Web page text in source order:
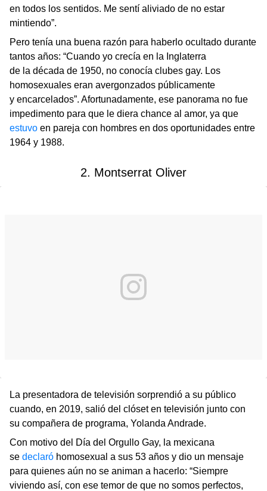
en todos los sentidos. Me sentí aliviado de no estar
mintiendo”.
Pero tenía una buena razón para haberlo ocultado durante
tantos años: “Cuando yo crecía en la Inglaterra
de la década de 1950, no conocía clubes gay. Los
homosexuales eran avergonzados públicamente
y encarcelados”. Afortunadamente, ese panorama no fue
impedimento para que le diera chance al amor, ya que
estuvo en pareja con hombres en dos oportunidades entre
1964 y 1988.
2. Montserrat Oliver
La presentadora de televisión sorprendió a su público
cuando, en 2019, salió del clóset en televisión junto con
su compañera de programa, Yolanda Andrade.
Con motivo del Día del Orgullo Gay, la mexicana
se declaró homosexual a sus 53 años y dio un mensaje
para quienes aún no se animan a hacerlo: “Siempre
viviendo así, con ese temor de que no somos perfectos,